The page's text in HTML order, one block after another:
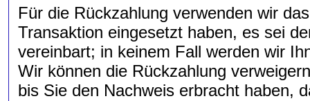
Für die Rückzahlung verwenden wir
Transaktion eingesetzt haben, es sei
vereinbart; in keinem Fall werden wir
Wir können die Rückzahlung
bis Sie den Nachweis erbracht haben,